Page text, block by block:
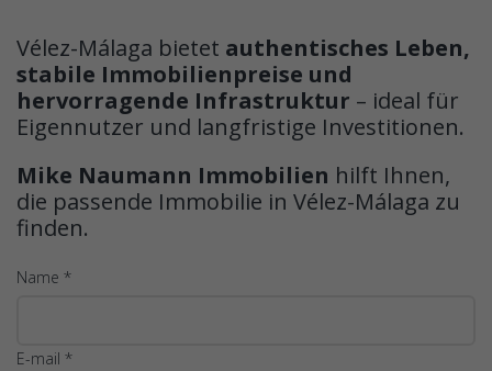
Vélez-Málaga bietet authentisches Leben,
stabile Immobilienpreise und
hervorragende Infrastruktur – ideal für
Eigennutzer und langfristige Investitionen.
Mike Naumann Immobilien hilft Ihnen,
die passende Immobilie in Vélez-Málaga zu
finden.
Name *
E-mail *